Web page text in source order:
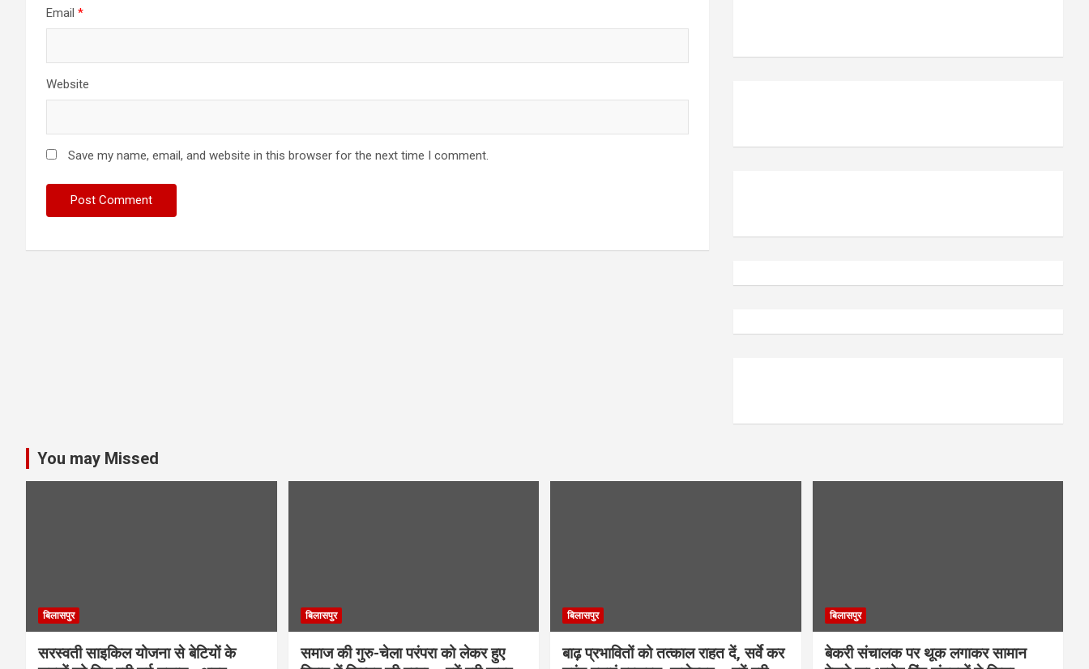
Email *
Website
Save my name, email, and website in this browser for the next time I comment.
You may Missed
बिलासपुर
सरस्वती साइकिल योजना से बेटियों के
बिलासपुर
समाज की गुरु-चेला परंपरा को लेकर हुए
बिलासपुर
बाढ़ प्रभावितों को तत्काल राहत दें, सर्वे कर
बिलासपुर
बेकरी संचालक पर थूक लगाकर सामान